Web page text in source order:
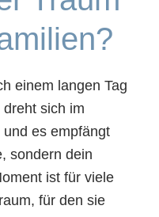
einem langen Tag
sich im
es empfängt
sondern dein
ist für viele
für den sie